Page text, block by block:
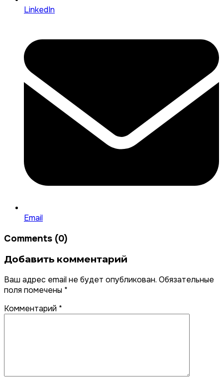
LinkedIn
Email
Comments (0)
Добавить комментарий
Ваш адрес email не будет опубликован. Обязательные
поля помечены *
Комментарий *